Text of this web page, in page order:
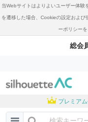
当Webサイトはよりよいユーザー体験
を遷移した場合、Cookieの設定およ
ーポリシー
総会
プレミア